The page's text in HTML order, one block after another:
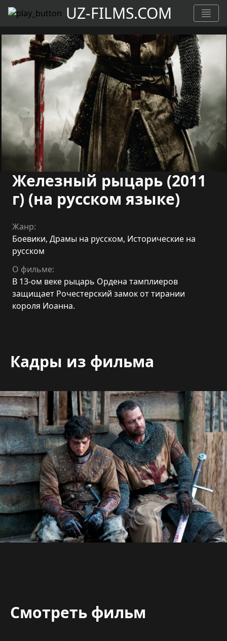
UZ-FILMS.COM
Железный рыцарь (2011
г) (на русском языке)
Жанр:
Боевики, Драмы на русском, Исторические на
русском
О фильме:
В 13-ом веке рыцарь Ордена тамплиеров
защищает Рочестерский замок от тирании
короля Иоанна.
Кадры из фильма
Смотреть фильм